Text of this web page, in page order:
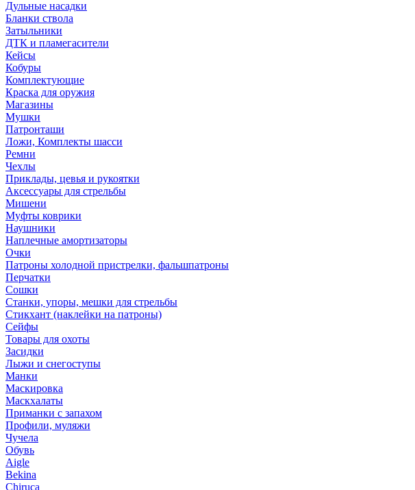
Дульные насадки
Бланки ствола
Затыльники
ДТК и пламегасители
Кейсы
Кобуры
Комплектующие
Краска для оружия
Магазины
Мушки
Патронташи
Ложи, Комплекты шасси
Ремни
Чехлы
Приклады, цевья и рукоятки
Аксессуары для стрельбы
Мишени
Муфты коврики
Наушники
Наплечные амортизаторы
Очки
Патроны холодной пристрелки, фальшпатроны
Перчатки
Сошки
Станки, упоры, мешки для стрельбы
Стикхант (наклейки на патроны)
Сейфы
Товары для охоты
Засидки
Лыжи и снегоступы
Манки
Маскировка
Маскхалаты
Приманки с запахом
Профили, муляжи
Чучела
Обувь
Aigle
Bekina
Chiruсa